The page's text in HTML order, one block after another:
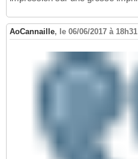
AoCannaille, le 06/06/2017 à 18h31